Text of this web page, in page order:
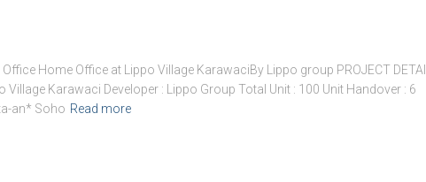
Home Office at Lippo Village KarawaciBy Lippo group PROJECT DETAIL
Village Karawaci Developer : Lippo Group Total Unit : 100 Unit Handover : 6
an* Soho Read more